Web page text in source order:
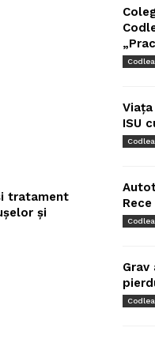
tratament
și
Codlea
ISU
Codlea
Rece
Codlea
Codlea